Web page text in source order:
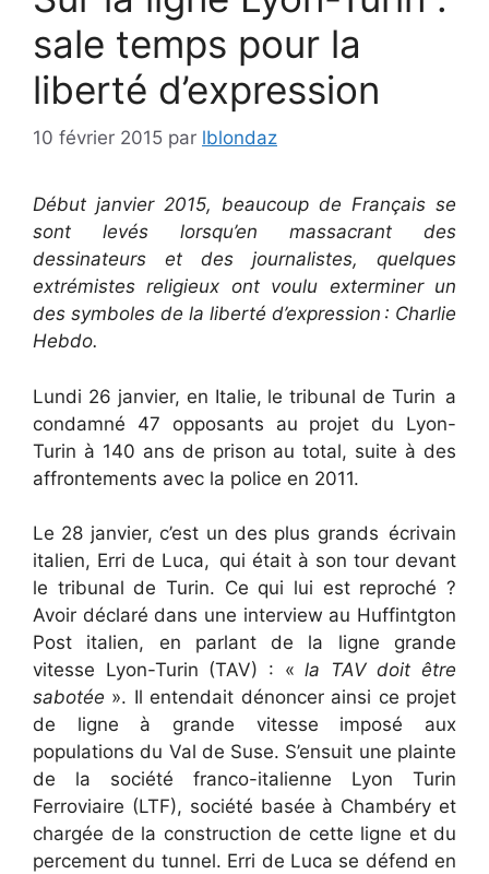
sale temps pour la
liberté d’expression
10 février 2015 par lblondaz
Début janvier 2015, beaucoup de Français se
sont levés lorsqu’en massacrant des
dessinateurs et des journalistes, quelques
extrémistes religieux ont voulu exterminer un
des symboles de la liberté d’expression : Charlie
Hebdo.
Lundi 26 janvier, en Italie, le tribunal de Turin a
condamné 47 opposants au projet du Lyon-
Turin à 140 ans de prison au total, suite à des
affrontements avec la police en 2011.
Le 28 janvier, c’est un des plus grands écrivain
italien, Erri de Luca, qui était à son tour devant
le tribunal de Turin. Ce qui lui est reproché ?
Avoir déclaré dans une interview au Huffintgton
Post italien, en parlant de la ligne grande
vitesse Lyon-Turin (TAV) : « la TAV doit être
sabotée ». Il entendait dénoncer ainsi ce projet
de ligne à grande vitesse imposé aux
populations du Val de Suse. S’ensuit une plainte
de la société franco-italienne Lyon Turin
Ferroviaire (LTF), société basée à Chambéry et
chargée de la construction de cette ligne et du
percement du tunnel. Erri de Luca se défend en